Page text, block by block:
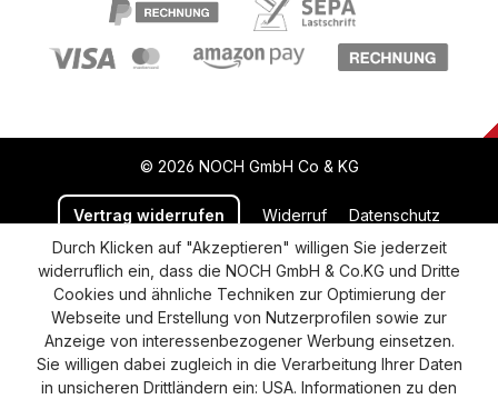
© 2026 NOCH GmbH Co & KG
Vertrag widerrufen Widerruf Datenschutz
Versand und Zahlung AGB
Impressum
Cookie-Einstellungen
Barrierefreiheitserklärung
Durch Klicken auf "Akzeptieren" willigen Sie jederzeit
widerruflich ein, dass die NOCH GmbH & Co.KG und Dritte
Cookies und ähnliche Techniken zur Optimierung der
Webseite und Erstellung von Nutzerprofilen sowie zur
Anzeige von interessenbezogener Werbung einsetzen.
Sie willigen dabei zugleich in die Verarbeitung Ihrer Daten
in unsicheren Drittländern ein: USA. Informationen zu den